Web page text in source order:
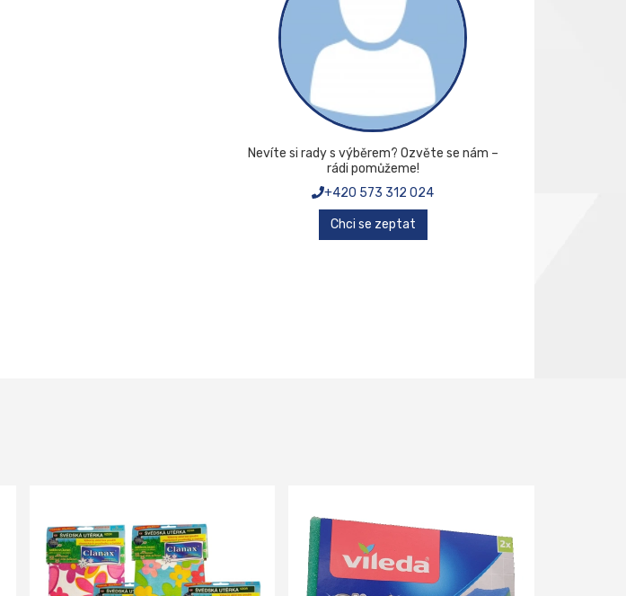
Nevíte si rady s výběrem? Ozvěte se nám –
rádi pomůžeme!
+420 573 312 024
Chci se zeptat